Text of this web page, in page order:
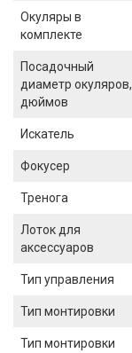
Окуляры в
комплекте
Посадочный
диаметр окуляров,
дюймов
Искатель
Фокусер
Тренога
Лоток для
аксессуаров
Тип управления
Тип монтировки
Тип монтировки